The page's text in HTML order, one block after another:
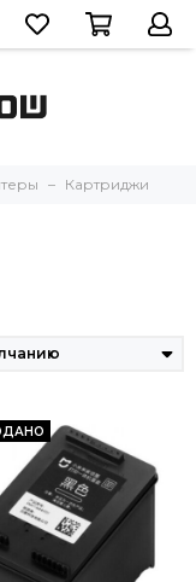
Картриджи